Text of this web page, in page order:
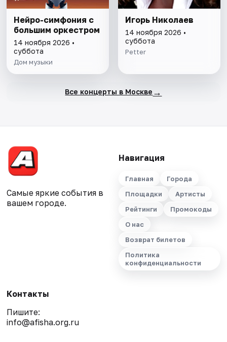
Нейро-симфония с
большим оркестром
14 ноября 2026 •
суббота
Дом музыки
Игорь Николаев
14 ноября 2026 •
суббота
Petter
Все концерты в Москве →
Самые яркие события в
вашем городе.
Навигация
Главная
Города
Площадки
Артисты
Рейтинги
Промокоды
О нас
Возврат билетов
Политика
конфиденциальности
Контакты
Пишите:
info@afisha.org.ru